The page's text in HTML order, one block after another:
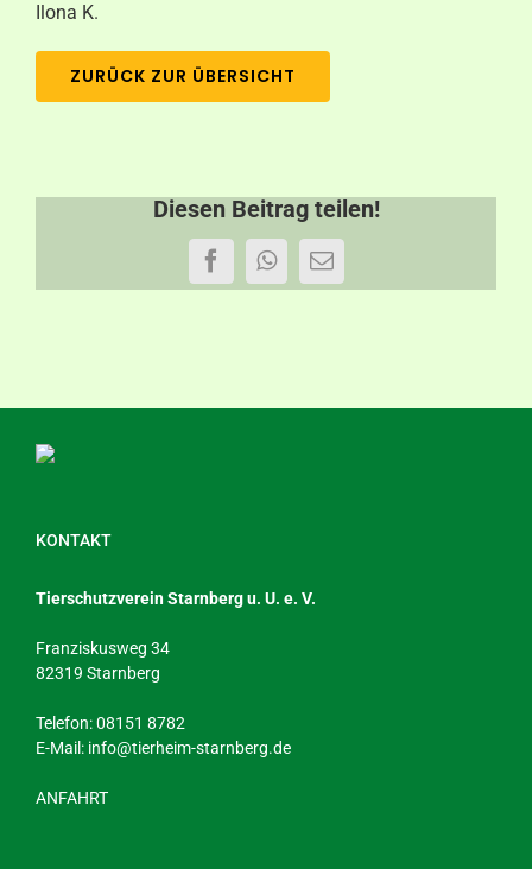
Ilona K.
ZURÜCK ZUR ÜBERSICHT
Diesen Beitrag teilen!
FacebookWhatsApp
E-
Mail
KONTAKT
Tierschutzverein Starnberg u. U. e. V.
Franziskusweg 34
82319 Starnberg
Telefon: 08151 8782
E-Mail: info@tierheim-starnberg.de
ANFAHRT